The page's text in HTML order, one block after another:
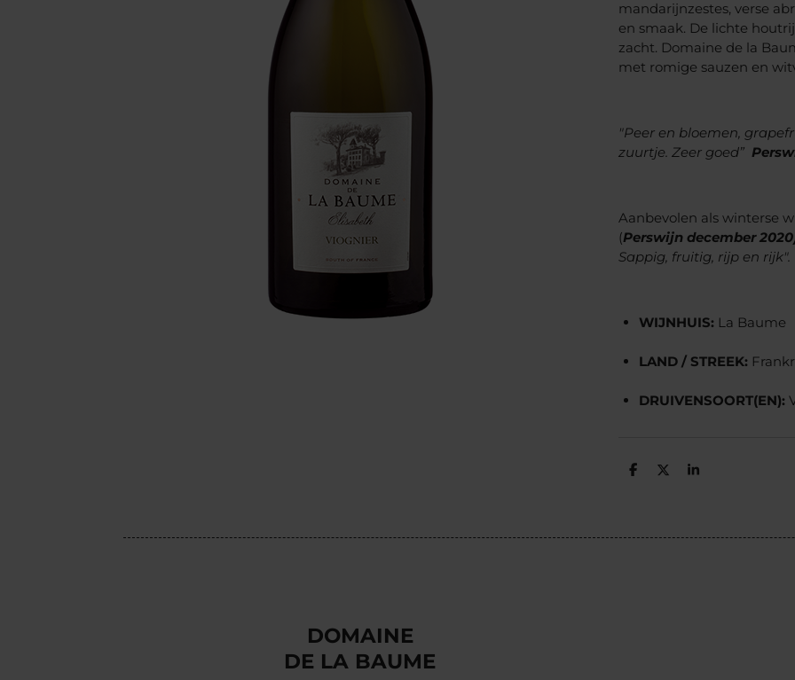
mandarijnzestes, verse
en smaak. De lichte
zacht. Domaine de la
met romige sauzen en
"Peer en bloemen,
zuurtje. Zeer goed”
Aanbevolen als winterse
(Perswijn december
Sappig, fruitig, rijp en rijk".
WIJNHUIS: La Baume
LAND / STREEK:
DRUIVENSOORT(EN):
D
D
S
DOMAINE
DE LA BAUME